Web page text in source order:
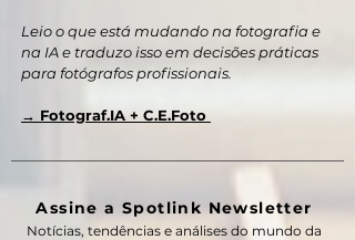
Leio o que está mudando na fotografia e
na IA e traduzo isso em decisões práticas
para fotógrafos profissionais.
→ Fotograf.IA + C.E.Foto
Assine a Spotlink Newsletter
Notícias, tendências e análises do mundo da